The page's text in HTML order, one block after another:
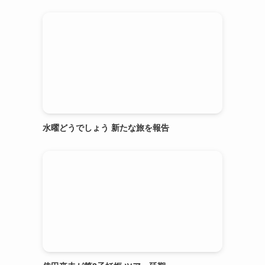
水曜どうでしょう 新たな旅を報告